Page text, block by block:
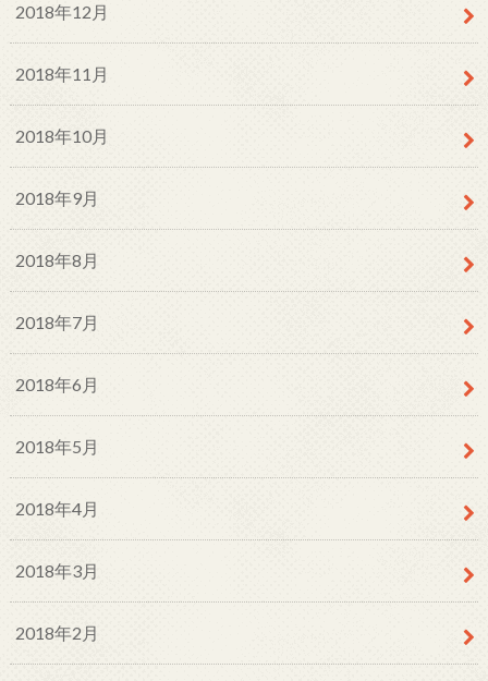
2018年12月
2018年11月
2018年10月
2018年9月
2018年8月
2018年7月
2018年6月
2018年5月
2018年4月
2018年3月
2018年2月